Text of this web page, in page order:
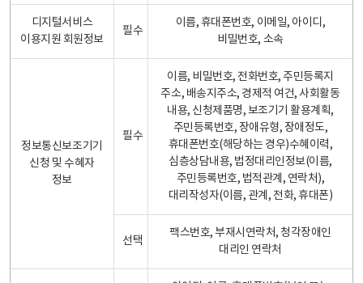
디지털서비스
이용지원 회원정보
필수
이름, 휴대폰번호, 이메일, 아이디,
비밀번호, 소속
정보통신보조기기
신청 및 수혜자
정보
필수
이름, 비밀번호, 전화번호, 주민등록지
주소, 배송지주소, 경제적 여건, 사회활동
내용, 신청제품명, 보조기기 활용계획,
주민등록번호, 장애유형, 장애정도,
휴대폰번호(해당하는 경우)수혜이력,
심층상담내용, 법정대리인정보(이름,
주민등록번호, 법적관계, 연락처),
대리작성자(이름, 관계, 전화, 휴대폰)
선택
팩스번호, 부재시연락처, 청각장애인
대리인 연락처